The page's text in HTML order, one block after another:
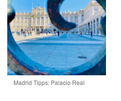
Madrid Tipps: Palacio Real